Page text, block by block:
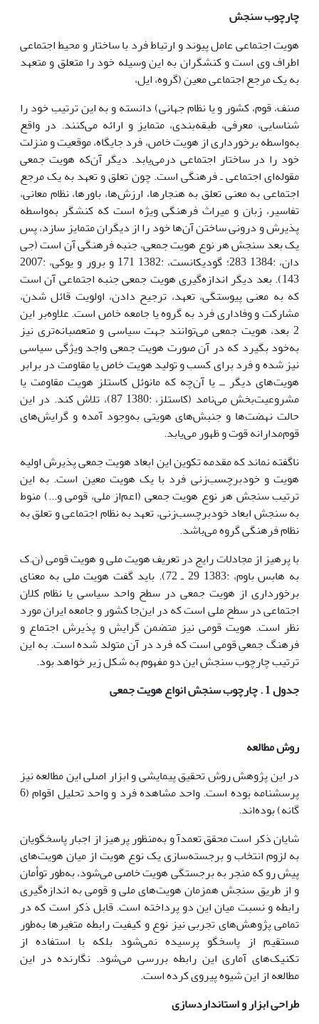
چارچوب سنجش
هویت اجتماعی عامل پیوند و ارتباط فرد با ساختار و محیط اجتماعی
اطراف وی است و کنشگران به این وسیله خود را متعلق و متعهد
به یک مرجع اجتماعی معین (گروه، ایل،
صنف، قوم، کشور و یا نظام جهانی) دانسته و به این ترتیب خود را
شناسایی، معرفی، طبقه‌بندی، متمایز و ارائه می‌کنند. در واقع
به‌واسطه برخورداری از هویت خاص، فرد جایگاه، موقعیت و منزلت
خود را در ساختار اجتماعی درمی‌یابد. دیگر آن‌که هویت جمعی
مقوله‌ای اجتماعی ـ فرهنگی است. چون تعلق و تعهد به یک مرجع
اجتماعی به معنی تعلق به هنجارها، ارزش‌ها، باورها، نظام معانی،
تفاسیر، زبان و میراث فرهنگی ویژه است که کنشگر به‌واسطه
پذیرش و درونی ساختن آن‌ها خود را از دیگران متمایز سازد، پس
یک بعد سنجش هر نوع هویت جمعی، جنبه فرهنگی آن است (جی
دان، :1384 283؛ گودیکانست، :1382 171 و برور و یوکی، :2007
143). بعد دیگر اندازه‌گیری هویت جمعی جنبه اجتماعی آن است
که به معنی پیوستگی، تعهد، ترجیح دادن، اولویت قائل شدن،
مشارکت و وفاداری فرد به گروه یا جامعه خاص است. علاوه‌بر این
2 بعد، هویت جمعی می‌توانند جهت سیاسی و متعصبانه‌تری نیز
به‌خود بگیرد که در آن صورت هویت جمعی واجد ویژگی سیاسی
نیز شده و فرد برای کسب و تولید هویت خاص یا مقاومت در برابر
هویت‌های دیگر ــ یا آن‌چه که مانوئل کاستلز هویت مقاومت یا
مشروعیت‌بخش می‌نامد (کاستلز، :1380 87)، تلاش کند. در این
حالت نهضت‌ها و جنبش‌های هویتی به‌وجود آمده و گرایش‌های
قوم‌مدارانه قوت و ظهور می‌یابد.
ناگفته نماند که مقدمه تکوین این ابعاد هویت جمعی پذیرش اولیه
هویت و خودبرچسب‌زنی فرد با یک هویت معین است. به این
ترتیب سنجش هر نوع هویت جمعی (اعم‌از ملی، قومی و...) منوط
به سنجش ابعاد خودبرچسب‌زنی، تعهد به نظام اجتماعی و تعلق به
نظام فرهنگی گروه می‌باشد.
با پرهیز از مجادلات رایج در تعریف هویت ملی و هویت قومی (ن.ک
به هابس باوم، :1383 29 ـ 72). باید گفت هویت ملی به معنای
برخورداری از هویت جمعی در سطح واحد سیاسی یا نظام کلان
اجتماعی در سطح ملی است که در این‌جا کشور و جامعه ایران مورد
نظر است. هویت قومی نیز متضمن گرایش و پذیرش اجتماع و
فرهنگ جمعیِ قومی است که فرد در آن متولد شده است. به این
ترتیب چارچوب سنجش این دو مفهوم به شکل زیر خواهد بود.
جدول 1 . چارچوب سنجش انواع هویت جمعی
روش مطالعه
در این پژوهش روش تحقیق پیمایشی و ابزار اصلی این مطالعه نیز
پرسشنامه بوده است. واحد مشاهده فرد و واحد تحلیل اقوام (6
گانه) بوده‌اند.
شایان ذکر است محقق تعمدآ و به‌منظور پرهیز از اجبار پاسخگویان
به لزوم انتخاب و برجسته‌سازی یک نوع هویت از میان هویت‌های
پیش رو که منجر به برجستگی هویت خاصی می‌شود، به‌طور توأمان
و از طریق سنجش همزمان هویت‌های ملی و قومی به اندازه‌گیری
رابطه و نسبت میان این دو پرداخته است. قابل ذکر است که در
تمامی پژوهش‌های تجربی نیز نوع و کیفیت رابطه متغیرها به‌طور
مستقیم از پاسخگو پرسیده نمی‌شود بلکه با استفاده از
تکنیک‌های آماری این رابطه بررسی می‌شود. نگارنده در این
مطالعه از این شیوه پیروی کرده است.
طراحی ابزار و استانداردسازی